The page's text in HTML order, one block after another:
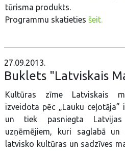
tūrisma produkts.
Programmu skatieties šeit.
27.09.2013.
Buklets "Latviskais
Kultūras zīme Latviskais
izveidota pēc „Lauku ceļotāja”
un tiek pasniegta Latvijas
uzņēmējiem, kuri saglabā un
latvisko kultūras un sadzīves